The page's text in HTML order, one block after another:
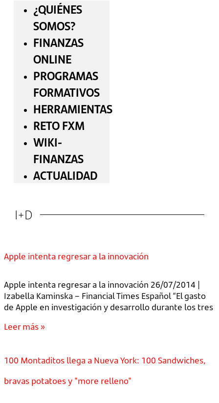
¿QUIÉNES
SOMOS?
FINANZAS
ONLINE
PROGRAMAS
FORMATIVOS
HERRAMIENTAS
RETO FXM
WIKI-
FINANZAS
ACTUALIDAD
I+D
Apple intenta regresar a la innovación
Apple intenta regresar a la innovación 26/07/2014 |
Izabella Kaminska – Financial Times Español “El gasto
de Apple en investigación y desarrollo durante los tres
Leer más »
100 Montaditos llega a Nueva York: 100 Sandwiches,
bravas potatoes y "more relleno"